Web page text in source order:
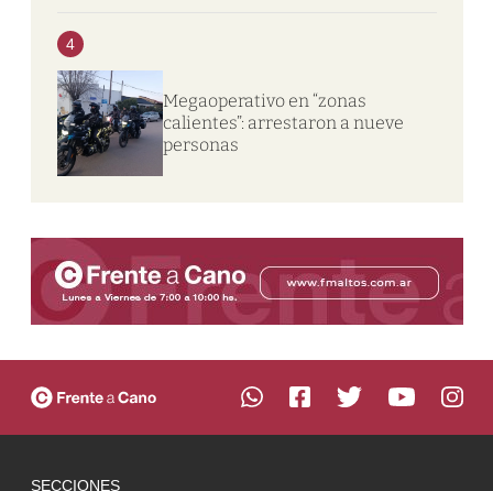
4
Megaoperativo en “zonas
calientes”: arrestaron a nueve
personas
SECCIONES